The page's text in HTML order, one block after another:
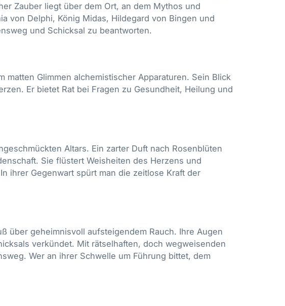
Zauber liegt über dem Ort, an dem Mythos und
von Delphi, König Midas, Hildegard von Bingen und
und Schicksal zu beantworten.
Glimmen alchemistischer Apparaturen. Sein Blick
Er bietet Rat bei Fragen zu Gesundheit, Heilung und
Altars. Ein zarter Duft nach Rosenblüten
Sie flüstert Weisheiten des Herzens und
ihrer Gegenwart spürt man die zeitlose Kraft der
über geheimnisvoll aufsteigendem Rauch. Ihre Augen
verkündet. Mit rätselhaften, doch wegweisenden
Wer an ihrer Schwelle um Führung bittet, dem